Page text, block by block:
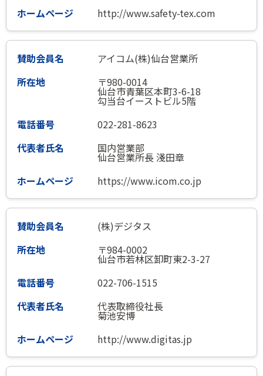
http://www.safety-tex.com
アイコム(株)仙台営業所
〒980-0014
仙台市青葉区本町3-6-18
勾当台イーストビル5階
022-281-8623
国内営業部
仙台営業所長 淺田章
https://www.icom.co.jp
(株)デジタス
〒984-0002
仙台市若林区卸町東2-3-27
022-706-1515
代表取締役社長
菊池安博
http://www.digitas.jp